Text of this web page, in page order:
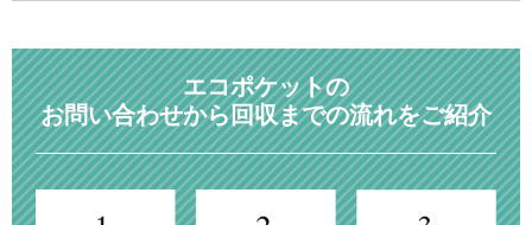
エコポケットの
お問い合わせから回収までの流れをご紹介